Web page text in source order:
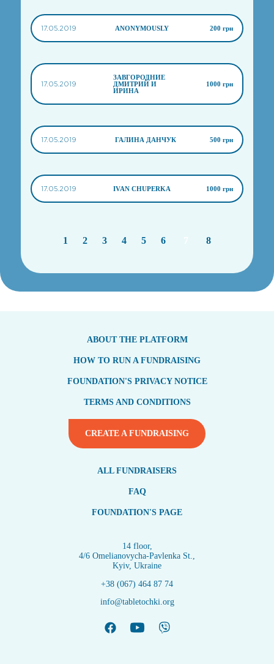
17.05.2019 ANONYMOUSLY 200 грн
17.05.2019
ЗАВГОРОДНИЕ
ДМИТРИЙ И
ИРИНА
1000 грн
17.05.2019 ГАЛИНА ДАНЧУК 500 грн
17.05.2019 IVAN CHUPERKA 1000 грн
1 2 3 4 5 6 8
ABOUT THE PLATFORM
HOW TO RUN A FUNDRAISING
FOUNDATION'S PRIVACY NOTICE
TERMS AND CONDITIONS
CREATE A FUNDRAISING
ALL FUNDRAISERS
FAQ
FOUNDATION'S PAGE
14 floor,
4/6 Omelianovycha-Pavlenka St.,
Kyiv, Ukraine
+38 (067) 464 87 74
info@tabletochki.org